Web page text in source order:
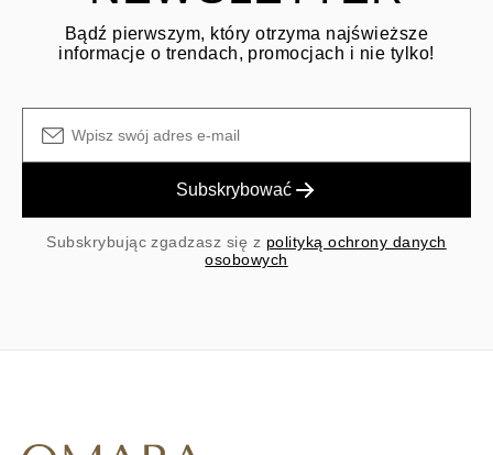
Bądź pierwszym, który otrzyma najświeższe
informacje o trendach, promocjach i nie tylko!
Subskrybować
Subskrybując zgadzasz się z polityką ochrony danych
osobowych